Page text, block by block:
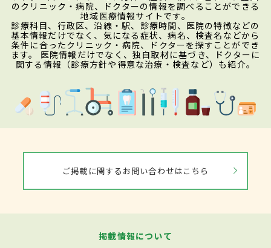
のクリニック・病院、ドクターの情報を調べることができる
地域医療情報サイトです。
診療科目、行政区、沿線・駅、診療時間、医院の特徴などの
基本情報だけでなく、気になる症状、病名、検査名などから
条件に合ったクリニック・病院、ドクターを探すことができ
ます。 医院情報だけでなく、独自取材に基づき、ドクターに
関する情報（診療方針や得意な治療・検査など）も紹介。
ご掲載に関するお問い合わせはこちら
掲載情報について